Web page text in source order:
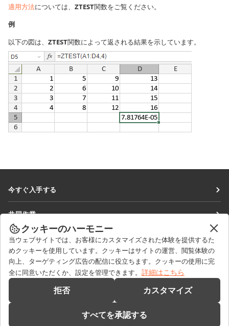
適用方法については、 ZTEST関数をご覧ください。
例
以下の図は、 ZTEST関数によって返される結果を示しています。
今すぐ入手する
DocSpace
Workspace
コネクター
デスクトップアプリ
モバイルアプリ
共同作業
貢献者向け
翻訳者向け
インフルエンサー向け
求人情報
ニュースを見る
ブログ
ヘルプを得る
フォーラム
セールスに関する質問
sales@onlyoffice.com
パートナーシップに関するお問い合わせpartners@onlyoffice.com
クッキーのハーモニー
当ウェブサイトでは、お客様にカスタマイズされた体験を提供するた
めクッキーを使用しています。クッキーはサイトの運営、閲覧体験の
向上、ターゲティング広告の配信に役立ちます。クッキーの使用に完
全に同意いただくか、設定を管理できます。 詳細はこちら
拒否 カスタマイズ
すべてを承認する